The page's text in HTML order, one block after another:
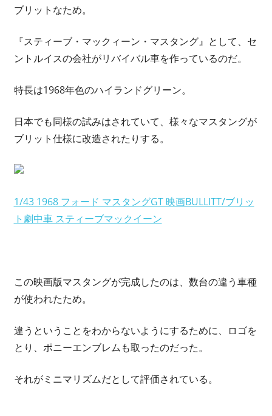
ブリットなため。
『スティーブ・マックィーン・マスタング』として、セ
ントルイスの会社がリバイバル車を作っているのだ。
特長は1968年色のハイランドグリーン。
日本でも同様の試みはされていて、様々なマスタングが
ブリット仕様に改造されたりする。
1/43 1968 フォード マスタングGT 映画BULLITT/ブリッ
ト劇中車 スティーブマックイーン
この映画版マスタングが完成したのは、数台の違う車種
が使われたため。
違うということをわからないようにするために、ロゴを
とり、ポニーエンブレムも取ったのだった。
それがミニマリズムだとして評価されている。